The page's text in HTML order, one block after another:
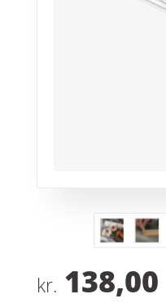
kr. 138,00